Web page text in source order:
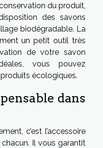
du produit,
des savons
biodégradable. La
un petit outil très
de votre savon
vous pouvez
écologiques.
dans
c’est l’accessoire
Il vous garantit